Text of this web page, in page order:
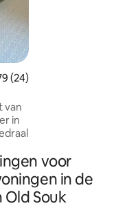
beoordeling van
(24)
van
in
voor
in de
Souk